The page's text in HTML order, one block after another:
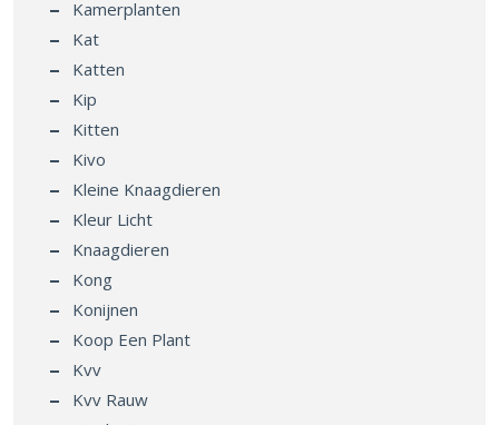
Kat
Katten
Kip
Kitten
Kivo
Kleine Knaagdieren
Kleur Licht
Knaagdieren
Kong
Konijnen
Koop Een Plant
Kvv
Kvv Rauw
Kwaliteit